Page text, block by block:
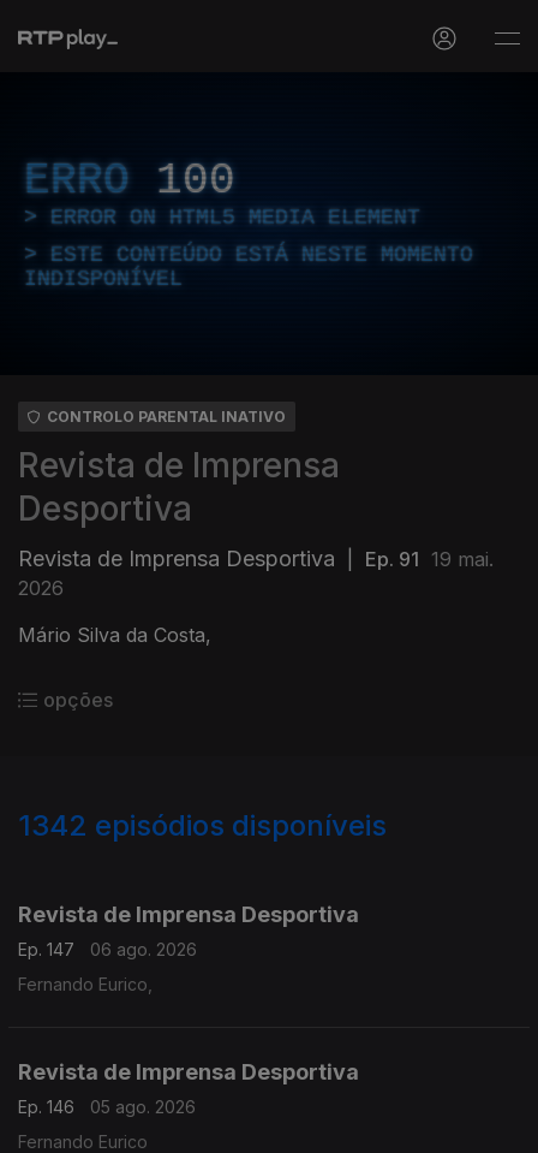
ERRO 100
ERROR ON HTML5 MEDIA ELEMENT
ESTE CONTEÚDO ESTÁ NESTE MOMENTO
INDISPONÍVEL
CONTROLO PARENTAL INATIVO
Revista de Imprensa
Desportiva
Revista de Imprensa Desportiva Ep. 91 19 mai.
2026
Mário Silva da Costa,
opções
1342 episódios disponíveis
Revista de Imprensa Desportiva
Ep. 147
06 ago. 2026
Fernando Eurico,
Revista de Imprensa Desportiva
Ep. 146
05 ago. 2026
Fernando Eurico